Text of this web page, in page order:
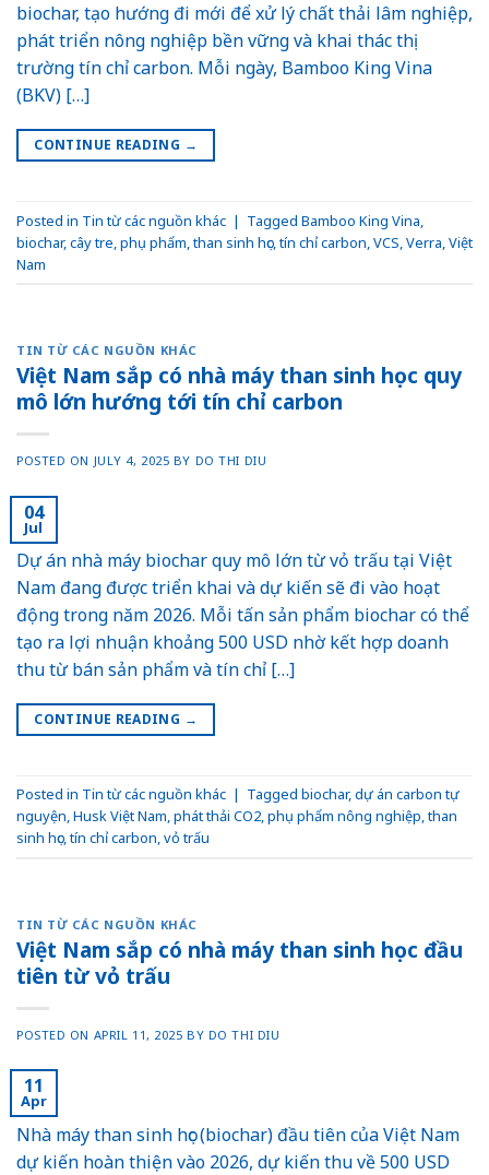
biochar, tạo hướng đi mới để xử lý chất thải lâm nghiệp,
phát triển nông nghiệp bền vững và khai thác thị
trường tín chỉ carbon. Mỗi ngày, Bamboo King Vina
(BKV) […]
CONTINUE READING →
Posted in Tin từ các nguồn khác | Tagged Bamboo King Vina,
biochar,cây tre,phụ phẩm,than sinh học,tín chỉ carbon,VCS,Verra,Việt
Nam
TIN TỪ CÁC NGUỒN KHÁC
Việt Nam sắp có nhà máy than sinh học quy
mô lớn hướng tới tín chỉ carbon
POSTED ON JULY 4, 2025 BY DO THI DIU
04
Jul
Dự án nhà máy biochar quy mô lớn từ vỏ trấu tại Việt
Nam đang được triển khai và dự kiến sẽ đi vào hoạt
động trong năm 2026. Mỗi tấn sản phẩm biochar có thể
tạo ra lợi nhuận khoảng 500 USD nhờ kết hợp doanh
thu từ bán sản phẩm và tín chỉ […]
CONTINUE READING →
Posted in Tin từ các nguồn khác | Tagged biochar,dự án carbon tự
nguyện,Husk Việt Nam,phát thải CO2,phụ phẩm nông nghiệp,than
sinh học,tín chỉ carbon,vỏ trấu
TIN TỪ CÁC NGUỒN KHÁC
Việt Nam sắp có nhà máy than sinh học đầu
tiên từ vỏ trấu
POSTED ON APRIL 11, 2025 BY DO THI DIU
11
Apr
Nhà máy than sinh học (biochar) đầu tiên của Việt Nam
dự kiến hoàn thiện vào 2026, dự kiến thu về 500 USD